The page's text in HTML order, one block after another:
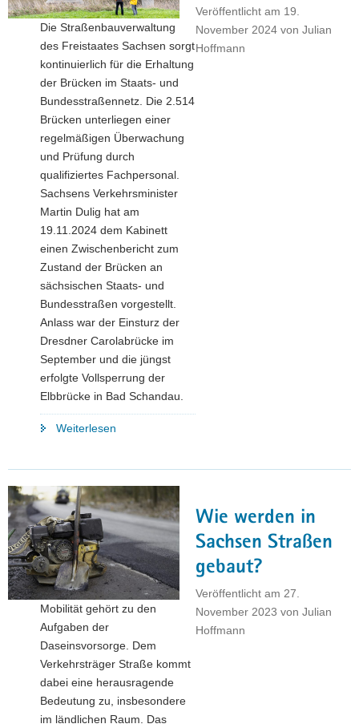
Ingenieurbauwerke
realisiert!"
Veröffentlicht am 19.
November 2024 von Julian
Hoffmann
Die Straßenbauverwaltung
des Freistaates Sachsen sorgt
kontinuierlich für die Erhaltung
der Brücken im Staats- und
Bundesstraßennetz. Die 2.514
Brücken unterliegen einer
regelmäßigen Überwachung
und Prüfung durch
qualifiziertes Fachpersonal.
Sachsens Verkehrsminister
Martin Dulig hat am
19.11.2024 dem Kabinett
einen Zwischenbericht zum
Zustand der Brücken an
sächsischen Staats- und
Bundesstraßen vorgestellt.
Anlass war der Einsturz der
Dresdner Carolabrücke im
September und die jüngst
erfolgte Vollsperrung der
Elbbrücke in Bad Schandau.
Weiterlesen
Wie werden in
Sachsen Straßen
gebaut?
Veröffentlicht am 27.
November 2023 von Julian
Hoffmann
Mobilität gehört zu den
Aufgaben der
Daseinsvorsorge. Dem
Verkehrsträger Straße kommt
dabei eine herausragende
Bedeutung zu, insbesondere
im ländlichen Raum. Das